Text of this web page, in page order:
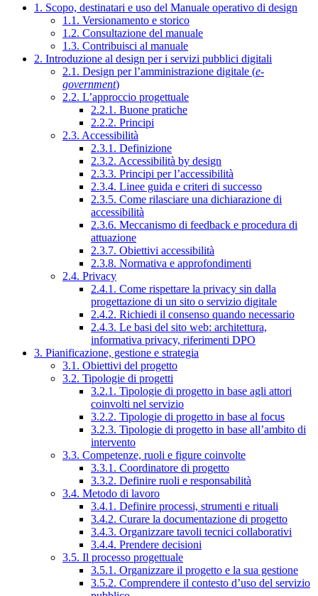
1. Scopo, destinatari e uso del Manuale operativo di design
1.1. Versionamento e storico
1.2. Consultazione del manuale
1.3. Contribuisci al manuale
2. Introduzione al design per i servizi pubblici digitali
2.1. Design per l’amministrazione digitale (e-
government)
2.2. L’approccio progettuale
2.2.1. Buone pratiche
2.2.2. Principi
2.3. Accessibilità
2.3.1. Definizione
2.3.2. Accessibilità by design
2.3.3. Principi per l’accessibilità
2.3.4. Linee guida e criteri di successo
2.3.5. Come rilasciare una dichiarazione di
accessibilità
2.3.6. Meccanismo di feedback e procedura di
attuazione
2.3.7. Obiettivi accessibilità
2.3.8. Normativa e approfondimenti
2.4. Privacy
2.4.1. Come rispettare la privacy sin dalla
progettazione di un sito o servizio digitale
2.4.2. Richiedi il consenso quando necessario
2.4.3. Le basi del sito web: architettura,
informativa privacy, riferimenti DPO
3. Pianificazione, gestione e strategia
3.1. Obiettivi del progetto
3.2. Tipologie di progetti
3.2.1. Tipologie di progetto in base agli attori
coinvolti nel servizio
3.2.2. Tipologie di progetto in base al focus
3.2.3. Tipologie di progetto in base all’ambito di
intervento
3.3. Competenze, ruoli e figure coinvolte
3.3.1. Coordinatore di progetto
3.3.2. Definire ruoli e responsabilità
3.4. Metodo di lavoro
3.4.1. Definire processi, strumenti e rituali
3.4.2. Curare la documentazione di progetto
3.4.3. Organizzare tavoli tecnici collaborativi
3.4.4. Prendere decisioni
3.5. Il processo progettuale
3.5.1. Organizzare il progetto e la sua gestione
3.5.2. Comprendere il contesto d’uso del servizio